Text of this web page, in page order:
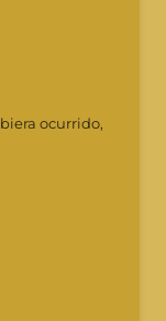
ocurrido,